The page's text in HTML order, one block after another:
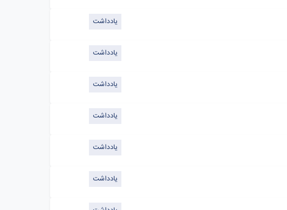
یادداشت
یادداشت
یادداشت
یادداشت
یادداشت
یادداشت